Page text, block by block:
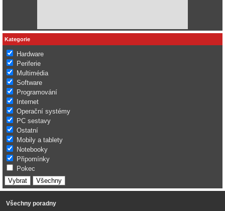
Kategorie
Hardware
Periferie
Multimédia
Software
Programování
Internet
Operační systémy
PC sestavy
Ostatní
Mobily a tablety
Notebooky
Připomínky
Pokec
Všechny poradny